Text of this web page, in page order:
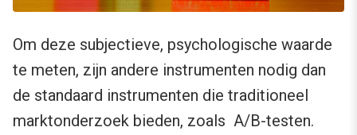
Om deze subjectieve, psychologische waarde
te meten, zijn andere instrumenten nodig dan
de standaard instrumenten die traditioneel
marktonderzoek bieden, zoals A/B-testen.